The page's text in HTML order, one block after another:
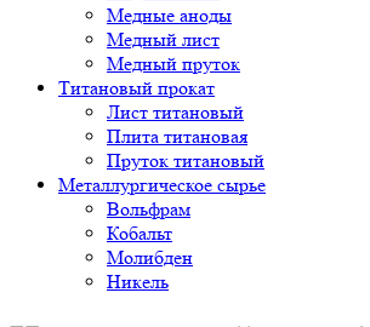
Медные аноды
Медный лист
Медный пруток
Титановый прокат
Лист титановый
Плита титановая
Пруток титановый
Металлургическое сырье
Вольфрам
Кобальт
Молибден
Никель